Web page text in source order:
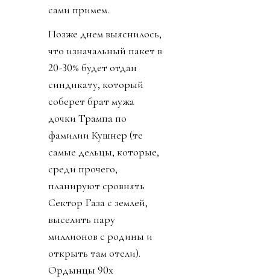
сами примем.
Позже днем выяснилось,
что изначальный пакет в
20-30% будет отдан
синдикату, который
соберет брат мужа
дочки Трампа по
фамилии Кушнер (те
самые дельцы, которые,
среди прочего,
планируют сровнять
Сектор Газа с землей,
выселить пару
миллионов с родины и
открыть там отели).
Ордынцы 90х